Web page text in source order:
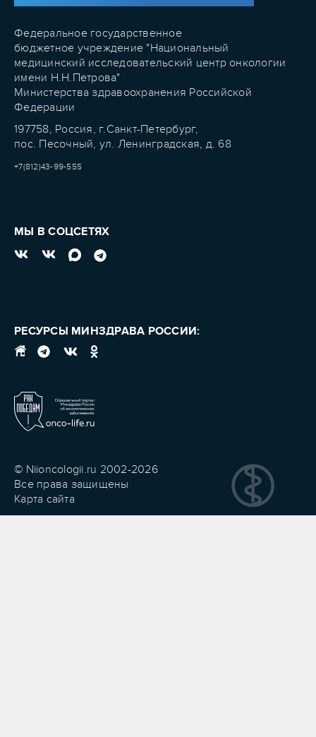
Федеральное государственное
бюджетное учреждение "Национальный
медицинский исследовательский центр онкологии
имени Н.Н.Петрова"
Министерства здравоохранения Российской
Федерации
197758, Россия, г.Санкт-Петербург,
пос. Песочный, ул. Ленинградская, д. 68
+7(812)43-99-555
МЫ В СОЦСЕТЯХ
РЕСУРСЫ МИНЗДРАВА РОССИИ:
© Niioncologii.ru 2002-2026
Все права защищены
Карта сайта